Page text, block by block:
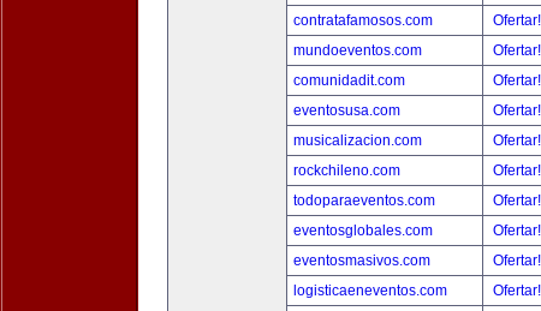
contratafamosos.com
Ofertar!
mundoeventos.com
Ofertar!
comunidadit.com
Ofertar!
eventosusa.com
Ofertar!
musicalizacion.com
Ofertar!
rockchileno.com
Ofertar!
todoparaeventos.com
Ofertar!
eventosglobales.com
Ofertar!
eventosmasivos.com
Ofertar!
logisticaeneventos.com
Ofertar!